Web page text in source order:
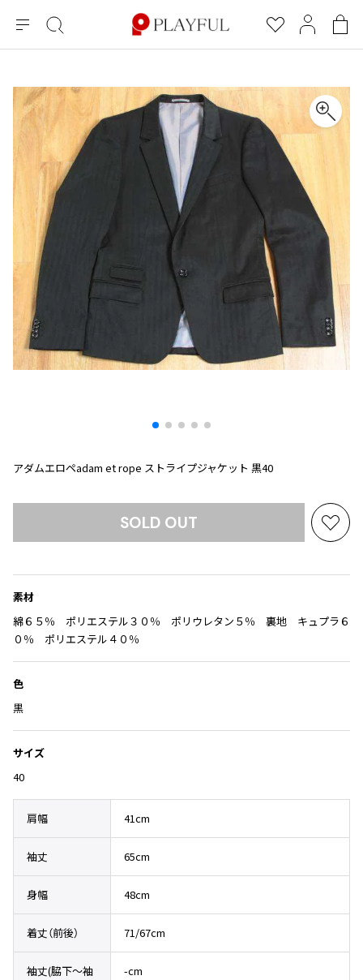
メ
ニ
ー
絞
り
み
検
索
お
気
入
り
マ
イ
ー
ジ
シ
ョ
ピ
ン
グ
すべての新着アイテムを表示
ブランド
コムデギャルソン
ジュンヤワタナベ
ヨウジヤマモト
ワイズ
ワイスリー
リミフゥ
イッセイミヤケ
プリーツプリーズ
ボトムス
アウター
アクセサリー
メンズ
トップス
ボトムス
アウター
アクセサリー
COMME des GARÇONS
BLACK COMME des GARCONS
ブラックコムデギャルソン
COMME des GARCONS
COMME des GARCONS COMME des GARCONS
コムデギャルソン コムデギャルソン
COMME des GARCONS HOMME
コムデギャルソンオム
COMME des GARCONS HOMME DEUX
COMME des GARCONS HOMME PLUS
コムデギャルソンオムプリュス
robe de chambre COMME des GARCONS
tricot COMME des GARCONS
JUNYA WATANABE
GANRYU
JUNYA WATANABE
ジュンヤワタナベ
JUNYA WATANABE MAN
Yohji Yamamoto
グラウンドワイ
レギュレーション ヨウジヤマモト
Yohji Yamamoto
ヨウジヤマモト
Yohji Yamamoto FEMME
長袖ブラウス・シャツ
半袖ブラウス・シャツ
カーディガン
ニット
パーカー・スウェット
ワンピース
ベスト・ボレロ
Tシャツ・カットソー
ノースリーブ
デニム
その他のボトムス
アウター
ジャケット
ブルゾン
スーツ
アクセサリー
バッグ
ストール・マフラー
ベルト・サスペンダー
長袖シャツ
半袖シャツ
カーディガン
パーカー・スウェット
ベスト
カットソー
Tシャツ・ポロシャツ
ノースリーブ
デニム
その他のボトムス
アウター
スーツ
ブルゾン
コート
アクセサリー
バッグ
ストール・マフラー
ネクタイ
すべてのSALEアイテムを表示
レディース
トップス
ボトムス
アウター
アクセサリー
メンズ
トップス
2026.07.23
Dye
アダムエロペadam et rope ストライプジャケット 黒40
SOLD OUT
お
に
素材
綿６５％ ポリエステル３０％ ポリウレタン５％ 裏地 キュプラ６
０％ ポリエステル４０％
色
黒
サイズ
40
肩幅 41cm
袖丈 65cm
身幅 48cm
着丈（前後） 71/67cm
袖丈(脇下〜袖
-cm